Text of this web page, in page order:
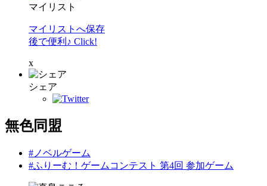
マイリスト
マイリストへ保存
後で便利♪ Click!
x
シェア
無色同盟
#ノベルゲーム
#ふりーむ！ゲームコンテスト 第4回 参加ゲーム